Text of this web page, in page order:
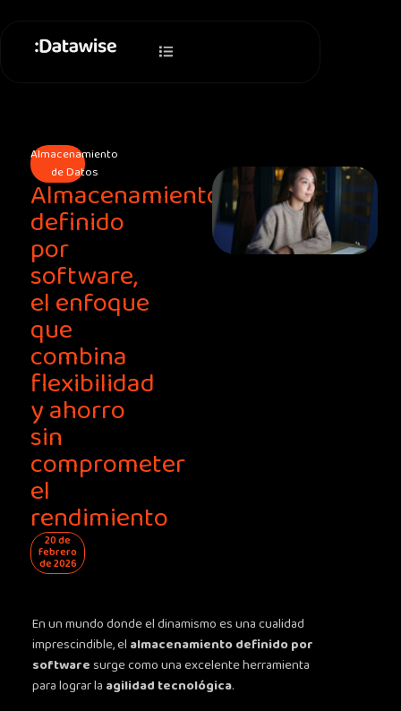
contenido
Almacenamiento
de Datos
Almacenamiento
definido
por
software,
el enfoque
que
combina
flexibilidad
y ahorro
sin
comprometer
el
rendimiento
20 de
febrero
de 2026
En un mundo donde el dinamismo es una cualidad
imprescindible, el almacenamiento definido por
software surge como una excelente herramienta
para lograr la agilidad tecnológica.